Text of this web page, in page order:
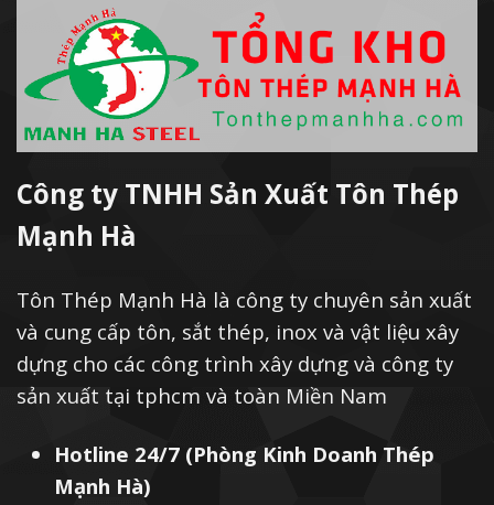
Công ty TNHH Sản Xuất Tôn Thép
Mạnh Hà
Tôn Thép Mạnh Hà là công ty chuyên sản xuất
và cung cấp tôn, sắt thép, inox và vật liệu xây
dựng cho các công trình xây dựng và công ty
sản xuất tại tphcm và toàn Miền Nam
Hotline 24/7 (Phòng Kinh Doanh Thép
Mạnh Hà)